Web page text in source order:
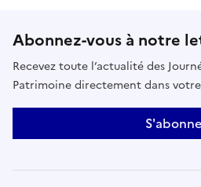
Abonnez-vous à notre
Recevez toute l’actualité des
Patrimoine directement dans